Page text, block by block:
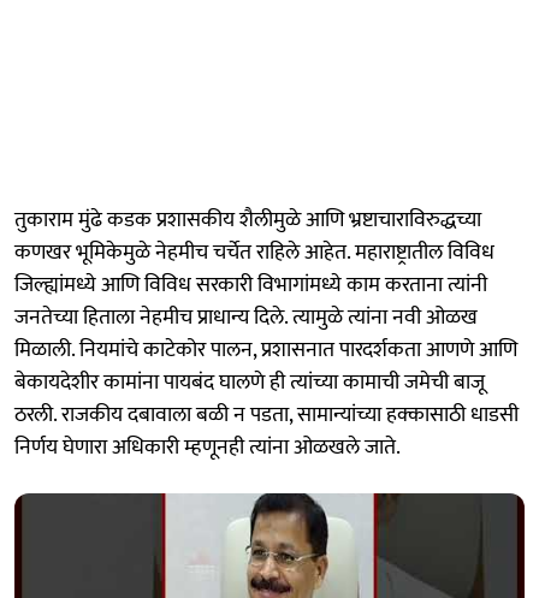
तुकाराम मुंढे कडक प्रशासकीय शैलीमुळे आणि भ्रष्टाचाराविरुद्धच्या
कणखर भूमिकेमुळे नेहमीच चर्चेत राहिले आहेत. महाराष्ट्रातील विविध
जिल्ह्यांमध्ये आणि विविध सरकारी विभागांमध्ये काम करताना त्यांनी
जनतेच्या हिताला नेहमीच प्राधान्य दिले. त्यामुळे त्यांना नवी ओळख
मिळाली. नियमांचे काटेकोर पालन, प्रशासनात पारदर्शकता आणणे आणि
बेकायदेशीर कामांना पायबंद घालणे ही त्यांच्या कामाची जमेची बाजू
ठरली. राजकीय दबावाला बळी न पडता, सामान्यांच्या हक्कासाठी धाडसी
निर्णय घेणारा अधिकारी म्हणूनही त्यांना ओळखले जाते.